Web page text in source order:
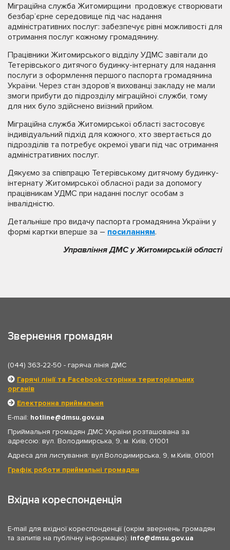
Міграційна служба Житомирщини продовжує створювати
безбар’єрне середовище під час надання
адміністративних послуг: забезпечує рівні можливості для
отримання послуг кожному громадянину.
Працівники Житомирського відділу УДМС завітали до
Тетерівського дитячого будинку-інтернату для надання
послуги з оформлення першого паспорта громадянина
України. Через стан здоров’я вихованці закладу не мали
змоги прибути до підрозділу міграційної служби, тому
для них було здійснено виїзний прийом.
Міграційна служба Житомирської області застосовує
індивідуальний підхід для кожного, хто звертається до
підрозділів та потребує окремої уваги під час отримання
адміністративних послуг.
Дякуємо за співпрацю Тетерівському дитячому будинку-
інтернату Житомирської обласної ради за допомогу
працівникам УДМС при наданні послуг особам з
інвалідністю.
Детальніше про видачу паспорта громадянина України у
формі картки вперше за – посиланням.
Управління ДМС у Житомирській області
Звернення громадян
(044) 363-22-50 - гаряча лінія ДМС
Гарячі лінії та Facebook-сторінки територіальних
органів
Електронна приймальня
E-mail: hotline
dmsu.gov.ua
Приймальня громадян ДМС України розташована за
адресою: вул. Володимирська, 9, м. Київ, 01001
Адреса для листування: вул.Володимирська, 9, м.Київ, 01001
Графік роботи приймальні громадян
Вхідна кореспонденція
E-mail для вхідної кореспонденції (окрім звернень громадян
та запитів на публічну інформацію): info dmsu.gov.ua